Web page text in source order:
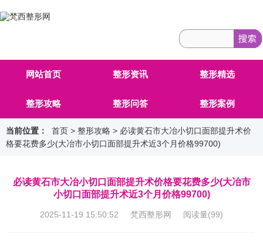
网站首页 整形资讯 整形精选
整形攻略 整形问答 整形案例
当前位置： 首页 > 整形攻略 > 必读黄石市大冶小切口面部提升术价
格要花费多少(大冶市小切口面部提升术近3个月价格99700)
必读黄石市大冶小切口面部提升术价格要花费多少(大冶市
小切口面部提升术近3个月价格99700)
2025-11-19 15:50:52 梵西整形网 阅读量(99)